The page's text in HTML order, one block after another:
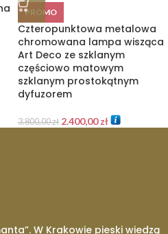
PROMO
Czteropunktowa metalowa
chromowana lampa wisząca
Art Deco ze szklanym
częściowo matowym
szklanym prostokątnym
dyfuzorem
3.800,00zł 2.400,00zł
W Krakowie pieski wiedzą